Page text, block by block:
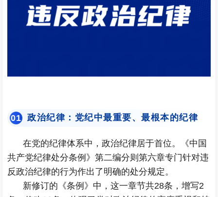
01 政治纪律：党纪中最重要、最根本的纪律
在党的纪律体系中，政治纪律居于首位。《中国
共产党纪律处分条例》第二编分则第六章专门针对违
反政治纪律的行为作出了明确的处分规定。
新修订的《条例》中，这一章节共28条，增写2